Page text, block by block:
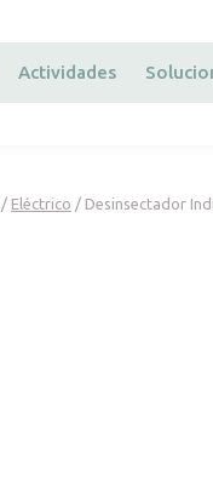
Actividades
/ Eléctrico / Desinsectador